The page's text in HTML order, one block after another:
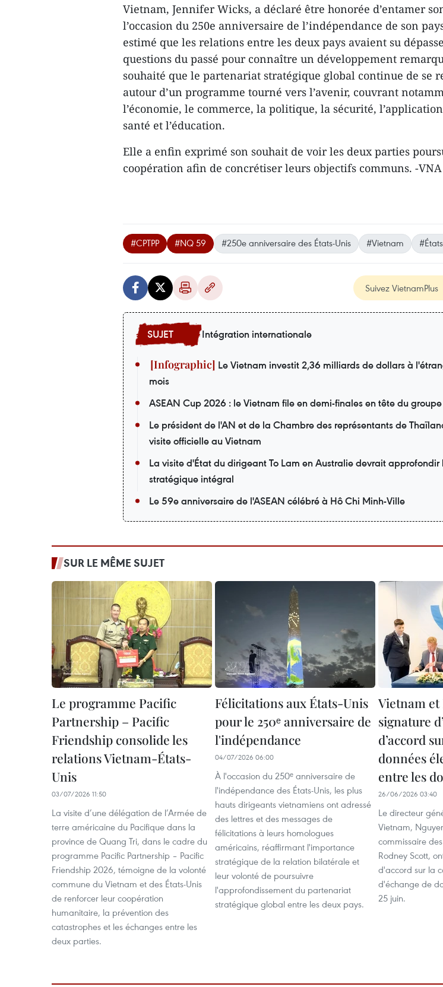
Vietnam, Jennifer Wicks, a déclaré être honorée d’entamer
l’occasion du 250e anniversaire de l’indépendance de son
estimé que les relations entre les deux pays avaient su
questions du passé pour connaître un développement
souhaité que le partenariat stratégique global continue de se
autour d’un programme tourné vers l’avenir, couvrant
l’économie, le commerce, la politique, la sécurité,
santé et l’éducation.
Elle a enfin exprimé son souhait de voir les deux parties
coopération afin de concrétiser leurs objectifs communs. -VNA
#CPTPP #NQ 59 #250e anniversaire des États-Unis #Vietnam
Suivez VietnamPlus
Intégration internationale
Le Vietnam investit 2,36 milliards de dollars à
mois
ASEAN Cup 2026 : le Vietnam file en demi-finales en tête du
Le président de l'AN et de la Chambre des représentants de
visite officielle au Vietnam
La visite d'État du dirigeant To Lam en Australie devrait
stratégique intégral
Le 59e anniversaire de l'ASEAN célébré à Hô Chi Minh-Ville
SUR LE MÊME SUJET
Le programme Pacific
Partnership – Pacific
Friendship consolide les
relations Vietnam-États-
Unis
03/07/2026 11:50
La visite d’une délégation de l’Armée de
terre américaine du Pacifique dans la
province de Quang Tri, dans le cadre du
programme Pacific Partnership – Pacific
Friendship 2026, témoigne de la volonté
commune du Vietnam et des États-Unis
de renforcer leur coopération
humanitaire, la prévention des
catastrophes et les échanges entre les
deux parties.
Félicitations aux États-Unis
pour le 250ᵉ anniversaire de
l'indépendance
04/07/2026 06:00
À l'occasion du 250ᵉ anniversaire de
l'indépendance des États-Unis, les plus
hauts dirigeants vietnamiens ont adressé
des lettres et des messages de
félicitations à leurs homologues
américains, réaffirmant l'importance
stratégique de la relation bilatérale et
leur volonté de poursuivre
l'approfondissement du partenariat
stratégique global entre les deux pays.
Vietnam et
signature
d’accord
données
entre les
26/06/2026 03:40
Le directeur
Vietnam,
commissaire
Rodney Scott,
d'accord sur la
d'échange de
25 juin.